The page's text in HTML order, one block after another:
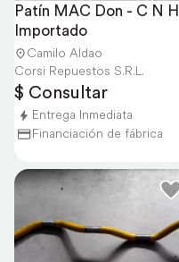
Patín MAC Don - C N H
Importado
Camilo Aldao
Corsi Repuestos S.R.L.
$ Consultar
Entrega Inmediata
Financiación de fábrica